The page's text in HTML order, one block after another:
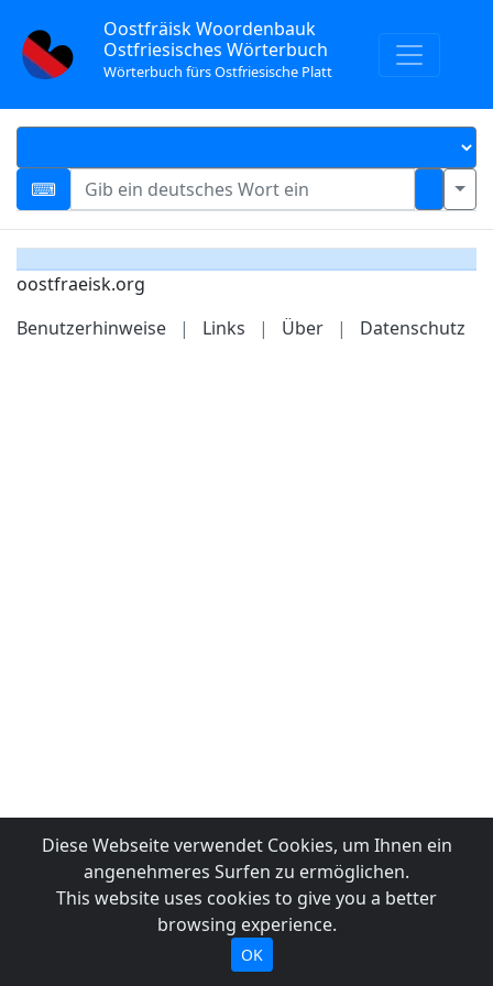
Oostfräisk Woordenbauk
Ostfriesisches Wörterbuch
Wörterbuch fürs Ostfriesische Platt
oostfraeisk.org
Benutzerhinweise
| Links | Über | Datenschutz
Diese Webseite verwendet Cookies, um Ihnen ein
angenehmeres Surfen zu ermöglichen.
This website uses cookies to give you a better
browsing experience.
OK